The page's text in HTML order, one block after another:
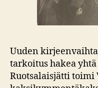
Uuden
tarkoitus hakea
Ruotsalaisjätti toimi